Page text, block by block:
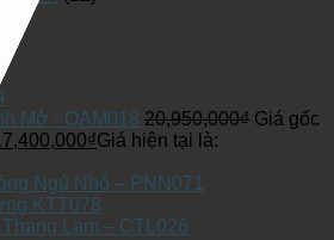
Mở - QAM018 20,950,000₫ Giá gốc
₫Giá hiện tại là:
Ngủ Nhỏ – PNN071
KTT078
Thang Lam – CTL026